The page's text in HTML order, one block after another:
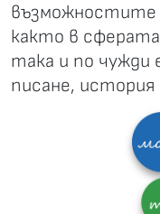
възможностите
както в
така и по чужди
писане, история